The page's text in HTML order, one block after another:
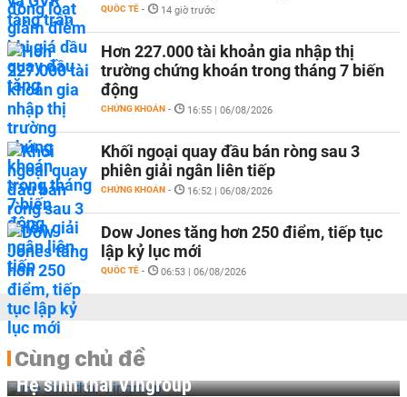
QUỐC TẾ - 14 giờ trước
Hơn 227.000 tài khoản gia nhập thị
trường chứng khoán trong tháng 7 biến
động
CHỨNG KHOÁN - 16:55 | 06/08/2026
Khối ngoại quay đầu bán ròng sau 3
phiên giải ngân liên tiếp
CHỨNG KHOÁN - 16:52 | 06/08/2026
Dow Jones tăng hơn 250 điểm, tiếp tục
lập kỷ lục mới
QUỐC TẾ - 06:53 | 06/08/2026
Cùng chủ đề
Hệ sinh thái Vingroup